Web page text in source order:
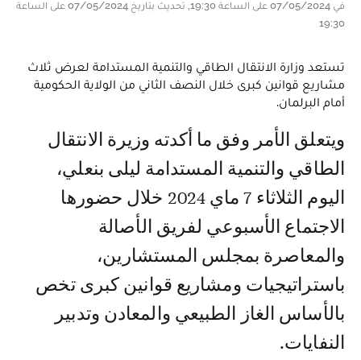
في 07/05/2024 على الساعة 19:30, تحديث بتاريخ 07/05/2024 على الساعة
19:30
تستعد وزارة الانتقال الطاقي والتنمية المستدامة لعرض ثلاث
مشاريع قوانين كبرى خلال النصف الثاني من الولاية الحكومية
أمام البرلمان.
ويتعلق الأمر وفق ما أكدته وزيرة الانتقال
الطاقي والتنمية المستدامة ليلى بنعلي،
اليوم الثلاثاء 7 ماي 2024 خلال حضورها
الاجتماع الأسبوعي لفريق الأصالة
والمعاصرة بمجلس المستشارين،
باستراتيجيات ومشاريع قوانين كبرى تخص
بالأساس الغاز الطبيعي والمعادن وتدبير
النفايات.